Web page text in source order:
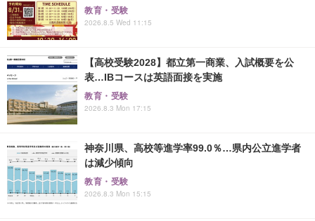
教育・受験
2026.8.5 Wed 11:15
【高校受験2028】都立第一商業、入試概要を公
表…IBコースは英語面接を実施
教育・受験
2026.8.3 Mon 17:15
神奈川県、高校等進学率99.0％…県内公立進学者
は減少傾向
教育・受験
2026.8.3 Mon 15:15